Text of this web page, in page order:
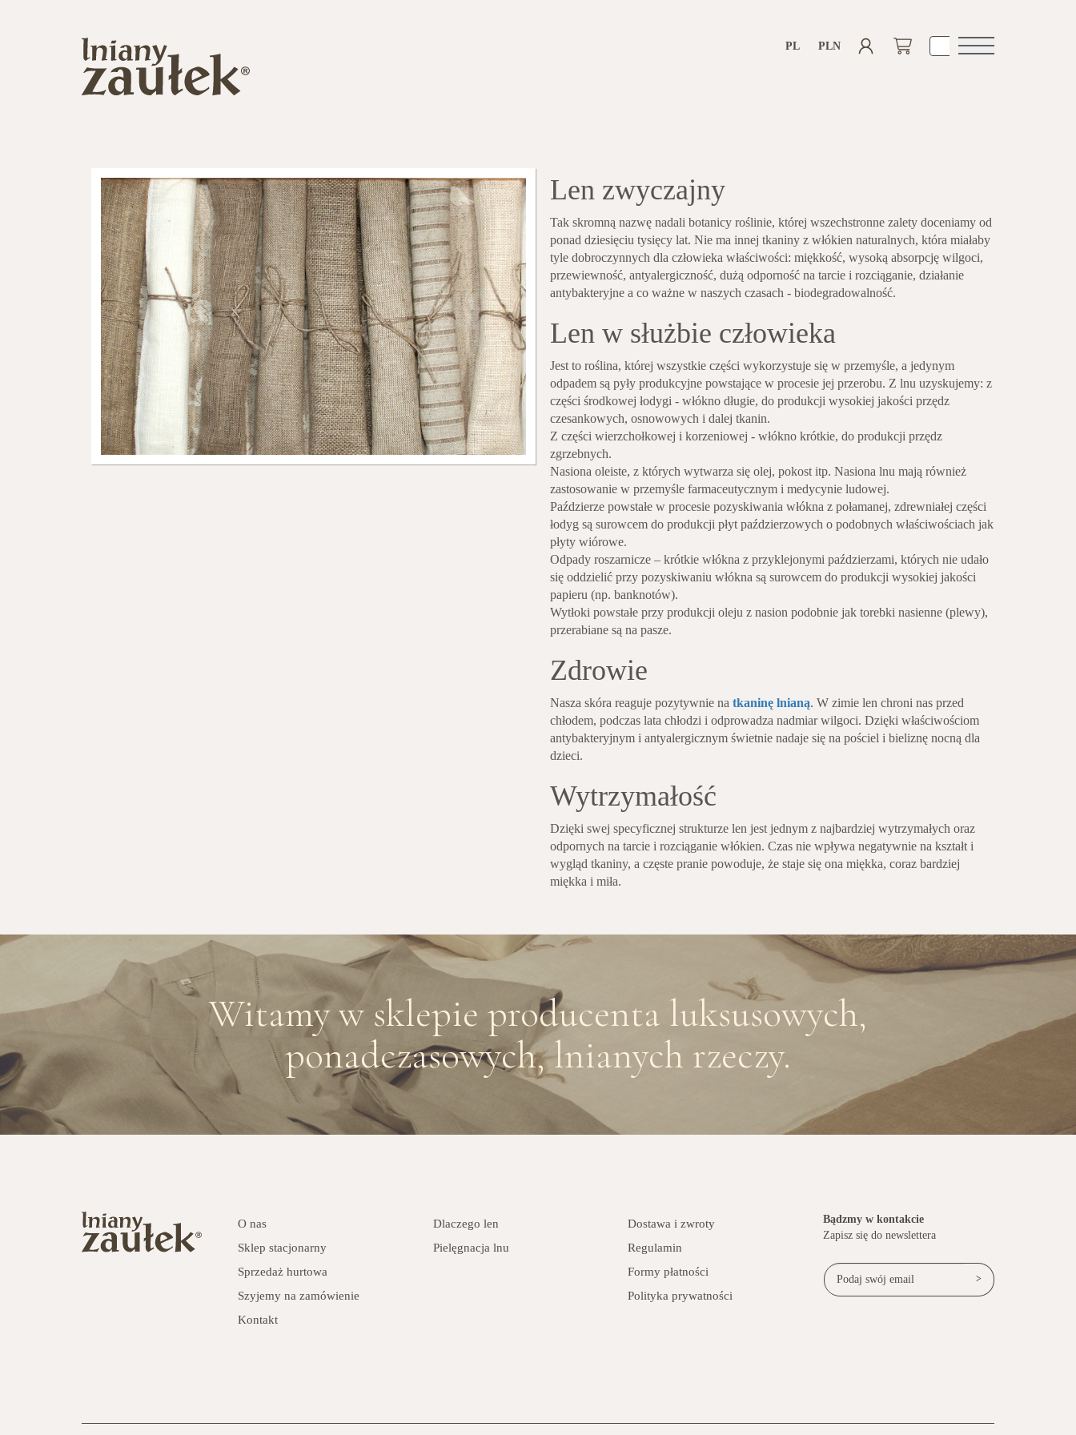
Otwórz
PLN
PL
Len zwyczajny
Tak skromną nazwę nadali botanicy roślinie, której wszechstronne zalety doceniamy od
ponad dziesięciu tysięcy lat. Nie ma innej tkaniny z włókien naturalnych, która miałaby
tyle dobroczynnych dla człowieka właściwości: miękkość, wysoką absorpcję wilgoci,
przewiewność, antyalergiczność, dużą odporność na tarcie i rozciąganie, działanie
antybakteryjne a co ważne w naszych czasach - biodegradowalność.
Len w służbie człowieka
Jest to roślina, której wszystkie części wykorzystuje się w przemyśle, a jedynym
odpadem są pyły produkcyjne powstające w procesie jej przerobu. Z lnu uzyskujemy: z
części środkowej łodygi - włókno długie, do produkcji wysokiej jakości przędz
czesankowych, osnowowych i dalej tkanin.
Z części wierzchołkowej i korzeniowej - włókno krótkie, do produkcji przędz
zgrzebnych.
Nasiona oleiste, z których wytwarza się olej, pokost itp. Nasiona lnu mają również
zastosowanie w przemyśle farmaceutycznym i medycynie ludowej.
Paździerze powstałe w procesie pozyskiwania włókna z połamanej, zdrewniałej części
łodyg są surowcem do produkcji płyt paździerzowych o podobnych właściwościach jak
płyty wiórowe.
Odpady roszarnicze – krótkie włókna z przyklejonymi paździerzami, których nie udało
się oddzielić przy pozyskiwaniu włókna są surowcem do produkcji wysokiej jakości
papieru (np. banknotów).
Wytłoki powstałe przy produkcji oleju z nasion podobnie jak torebki nasienne (plewy),
przerabiane są na pasze.
Zdrowie
Nasza skóra reaguje pozytywnie na tkaninę lnianą. W zimie len chroni nas przed
chłodem, podczas lata chłodzi i odprowadza nadmiar wilgoci. Dzięki właściwościom
antybakteryjnym i antyalergicznym świetnie nadaje się na pościel i bieliznę nocną dla
dzieci.
Wytrzymałość
Dzięki swej specyficznej strukturze len jest jednym z najbardziej wytrzymałych oraz
odpornych na tarcie i rozciąganie włókien. Czas nie wpływa negatywnie na kształt i
wygląd tkaniny, a częste pranie powoduje, że staje się ona miękka, coraz bardziej
miękka i miła.
Witamy w sklepie producenta luksusowych,
ponadczasowych, lnianych rzeczy.
O nas
Sklep stacjonarny
Sprzedaż hurtowa
Szyjemy na zamówienie
Kontakt
Dlaczego len
Pielęgnacja lnu
Dostawa i zwroty
Regulamin
Formy płatności
Polityka prywatności
Bądzmy w kontakcie
Zapisz się do newslettera
>